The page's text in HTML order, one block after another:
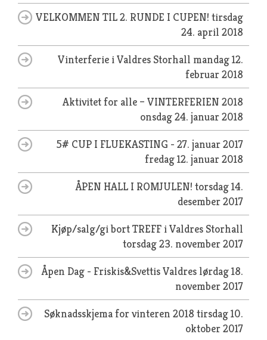
VELKOMMEN TIL 2. RUNDE I CUPEN! tirsdag
24. april 2018
Vinterferie i Valdres Storhall mandag 12.
februar 2018
Aktivitet for alle – VINTERFERIEN 2018
onsdag 24. januar 2018
5# CUP I FLUEKASTING - 27. januar 2017
fredag 12. januar 2018
ÅPEN HALL I ROMJULEN! torsdag 14.
desember 2017
Kjøp/salg/gi bort TREFF i Valdres Storhall
torsdag 23. november 2017
Åpen Dag - Friskis&Svettis Valdres lørdag 18.
november 2017
Søknadsskjema for vinteren 2018 tirsdag 10.
oktober 2017